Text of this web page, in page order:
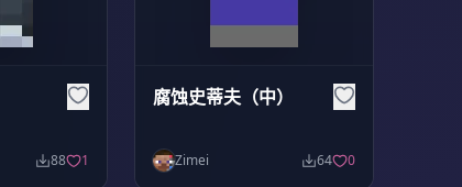
88 1
腐蚀史蒂夫（中）
Zimei 64 0